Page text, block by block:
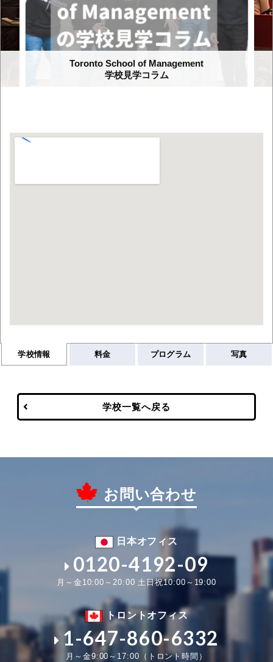
Toronto School of Management
学校見学コラム
学校情報 料金 プログラム 写真
学校一覧へ戻る
お問い合わせ
日本オフィス
0120-4192-09
月～金10:00～20:00 土日祝10:00～19:00
トロントオフィス
1-647-860-6332
月～金9:00～17:00（トロント時間）